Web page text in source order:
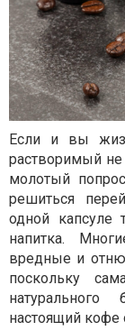
Если и вы
растворимый не
молотый
решиться
одной капсуле
напитка.
вредные и
поскольку
настоящий кофе